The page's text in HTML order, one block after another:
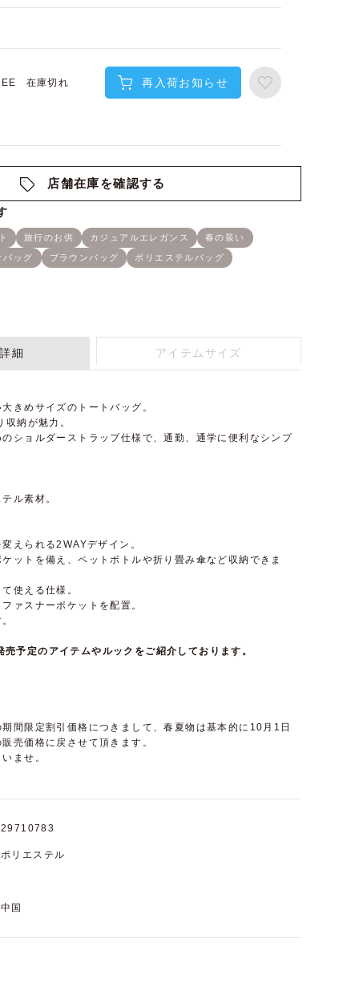
在庫切れ 再入荷お知らせ
店舗在庫を確認する
細
アイテムサイズ
きめサイズのトートバッグ。
納が魅力。
ショルダーストラップ仕様で、通勤、通学に便利なシンプ
ル素材。
えられる2WAYデザイン。
ットを備え、ペットボトルや折り畳み傘など収納できま
使える仕様。
ァスナーポケットを配置。
予定のアイテムやルックをご紹介しております。
間限定割引価格につきまして、春夏物は基本的に10月1日
売価格に戻させて頂きます。
ませ。
29710783
ポリエステル
中国